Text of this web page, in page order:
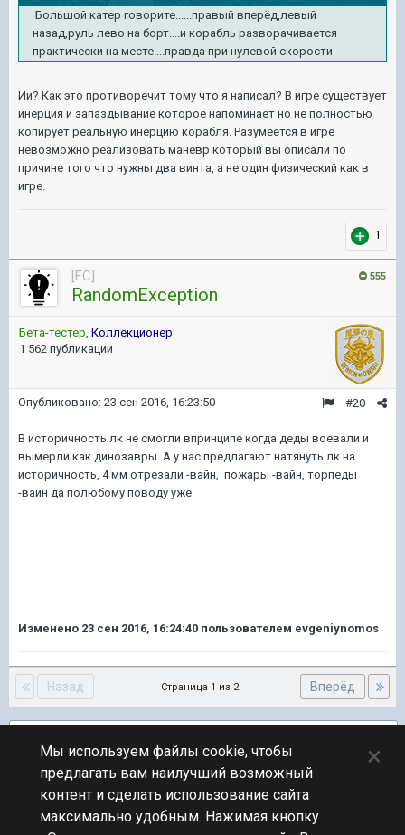
Большой катер говорите......правый вперёд,левый
назад,руль лево на борт....и корабль разворачивается
практически на месте....правда при нулевой скорости
Ии? Как это противоречит тому что я написал? В игре существует
инерция и запаздывание которое напоминает но не полностью
копирует реальную инерцию корабля. Разумеется в игре
невозможно реализовать маневр который вы описали по
причине того что нужны два винта, а не один физический как в
игре.
1
555
[FC]
RandomException
Бета-тестер, Коллекционер
1 562 публикации
#20
Опубликовано: 23 сен 2016, 16:23:50
В историчность лк не смогли впринципе когда деды воевали и
вымерли как динозавры. А у нас предлагают натянуть лк на
историчность, 4 мм отрезали -вайн, пожары -вайн, торпеды
-вайн да полюбому поводу уже
Изменено 23 сен 2016, 16:24:40 пользователем evgeniynomos
Назад Вперёд
Страница 1 из 2
ПЕРЕЙТИ К СПИСКУ ТЕМ
Обсуждение Мира Кораблей
Мы используем файлы cookie, чтобы
предлагать вам наилучший возможный
контент и сделать использование сайта
максимально удобным. Нажимая кнопку
×